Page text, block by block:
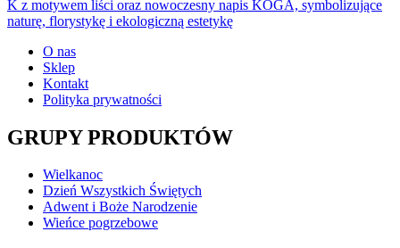
O nas
Sklep
Kontakt
Polityka prywatności
GRUPY PRODUKTÓW
Wielkanoc
Dzień Wszystkich Świętych
Adwent i Boże Narodzenie
Wieńce pogrzebowe